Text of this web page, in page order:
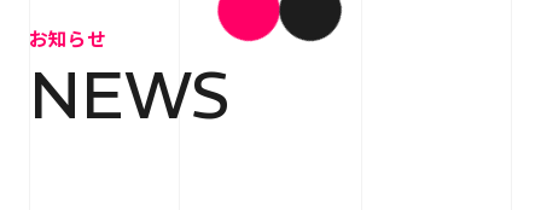
NEWS お知らせ
お知らせ
NEWS